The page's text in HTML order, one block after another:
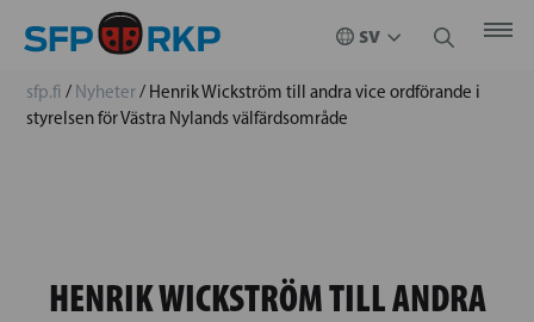
sfp.fi / Nyheter/ Henrik Wickström till andra vice ordförande i
styrelsen för Västra Nylands välfärdsområde
HENRIK WICKSTRÖM TILL ANDRA